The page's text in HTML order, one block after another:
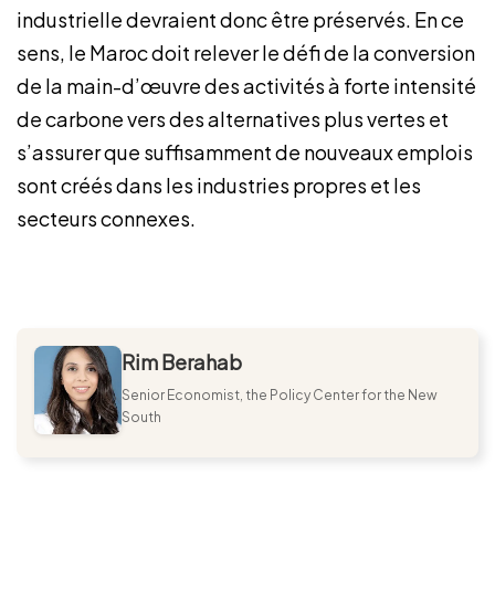
industrielle devraient donc être préservés. En ce
sens, le Maroc doit relever le défi de la conversion
de la main-d’œuvre des activités à forte intensité
de carbone vers des alternatives plus vertes et
s’assurer que suffisamment de nouveaux emplois
sont créés dans les industries propres et les
secteurs connexes.
Rim Berahab
Senior Economist, the Policy Center for the New
South